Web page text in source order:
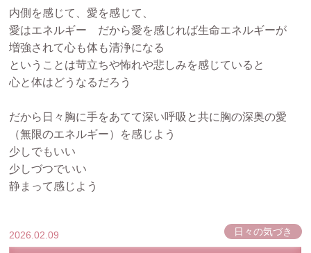
内側を感じて、愛を感じて、
愛はエネルギー だから愛を感じれば生命エネルギーが
増強されて心も体も清浄になる
ということは苛立ちや怖れや悲しみを感じていると
心と体はどうなるだろう
だから日々胸に手をあてて深い呼吸と共に胸の深奥の愛
（無限のエネルギー）を感じよう
少しでもいい
少しづつでいい
静まって感じよう
日々の気づき
2026.02.09